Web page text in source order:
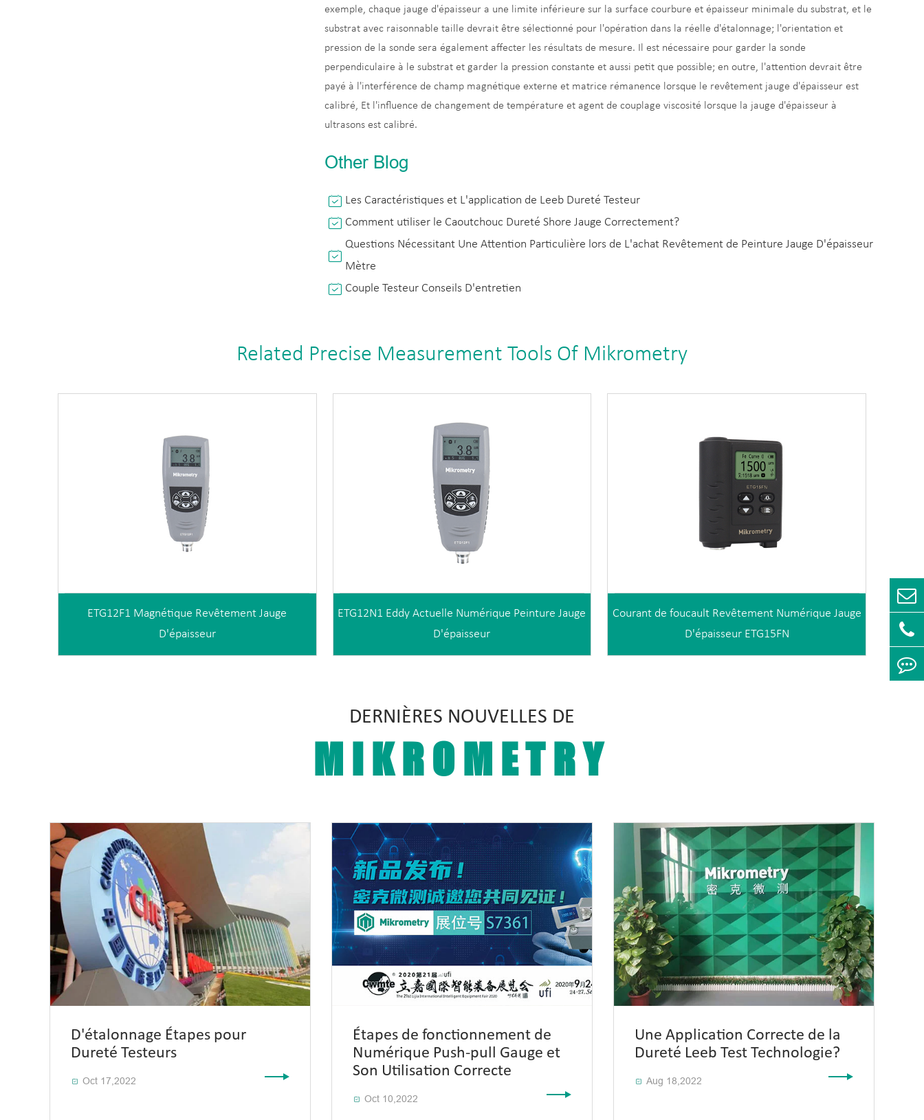
exemple, chaque jauge d'épaisseur a une limite inférieure sur la surface courbure et épaisseur minimale du substrat, et le
substrat avec raisonnable taille devrait être sélectionné pour l'opération dans la réelle d'étalonnage; l'orientation et
pression de la sonde sera également affecter les résultats de mesure. Il est nécessaire pour garder la sonde
perpendiculaire à le substrat et garder la pression constante et aussi petit que possible; en outre, l'attention devrait être
payé à l'interférence de champ magnétique externe et matrice rémanence lorsque le revêtement jauge d'épaisseur est
calibré, Et l'influence de changement de température et agent de couplage viscosité lorsque la jauge d'épaisseur à
ultrasons est calibré.
Other Blog
Les Caractéristiques et L'application de Leeb Dureté Testeur
Comment utiliser le Caoutchouc Dureté Shore Jauge Correctement?
Questions Nécessitant Une Attention Particulière lors de L'achat Revêtement de Peinture Jauge D'épaisseur
Mètre
Couple Testeur Conseils D'entretien
Related Precise Measurement Tools Of Mikrometry
ETG12F1 Magnétique Revêtement Jauge
D'épaisseur
ETG12N1 Eddy Actuelle Numérique Peinture Jauge
D'épaisseur
Courant de foucault Revêtement Numérique Jauge
D'épaisseur ETG15FN
DERNIÈRES NOUVELLES DE
MIKROMETRY
D'étalonnage Étapes pour
Dureté Testeurs
 Oct 17,2022
Étapes de fonctionnement de
Numérique Push-pull Gauge et
Son Utilisation Correcte
 Oct 10,2022
Une Application Correcte de la
Dureté Leeb Test Technologie?
 Aug 18,2022